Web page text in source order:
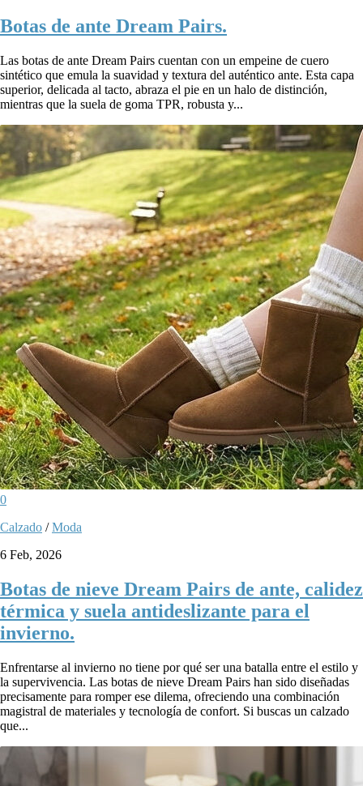
Botas de ante Dream Pairs.
Las botas de ante Dream Pairs cuentan con un empeine de cuero
sintético que emula la suavidad y textura del auténtico ante. Esta capa
superior, delicada al tacto, abraza el pie en un halo de distinción,
mientras que la suela de goma TPR, robusta y...
0
Calzado /Moda
6 Feb, 2026
Botas de nieve Dream Pairs de ante, calidez
térmica y suela antideslizante para el
invierno.
Enfrentarse al invierno no tiene por qué ser una batalla entre el estilo y
la supervivencia. Las botas de nieve Dream Pairs han sido diseñadas
precisamente para romper ese dilema, ofreciendo una combinación
magistral de materiales y tecnología de confort. Si buscas un calzado
que...